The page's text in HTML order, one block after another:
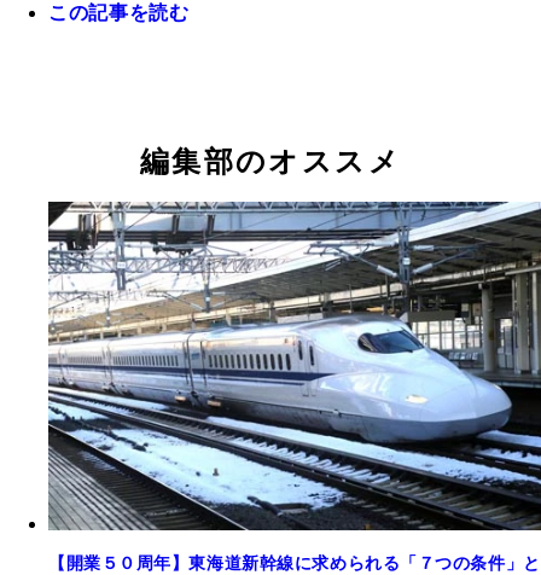
この記事を読む
編集部のオススメ
【開業５０周年】東海道新幹線に求められる「７つの条件」と